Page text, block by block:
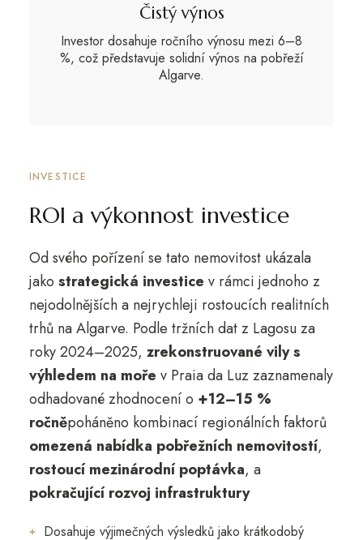
Čistý výnos
Investor dosahuje ročního výnosu mezi 6–8
%, což představuje solidní výnos na pobřeží
Algarve.
INVESTICE
ROI a výkonnost investice
Od svého pořízení se tato nemovitost ukázala
jako strategická investice v rámci jednoho z
nejodolnějších a nejrychleji rostoucích realitních
trhů na Algarve. Podle tržních dat z Lagosu za
roky 2024–2025, zrekonstruované vily s
výhledem na moře v Praia da Luz zaznamenaly
odhadované zhodnocení o +12–15 %
ročněpoháněno kombinací regionálních faktorů
omezená nabídka pobřežních nemovitostí,
rostoucí mezinárodní poptávka, a
pokračující rozvoj infrastruktury
Dosahuje výjimečných výsledků jako krátkodobý